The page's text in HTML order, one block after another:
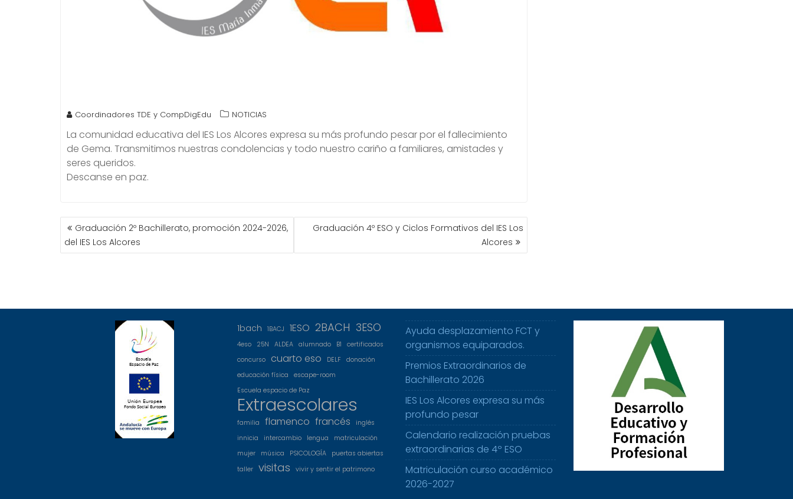
Coordinadores TDE y CompDigEdu NOTICIAS
La comunidad educativa del IES Los Alcores expresa su más profundo pesar por el fallecimiento
de Gema. Transmitimos nuestras condolencias y todo nuestro cariño a familiares, amistades y
seres queridos.
Descanse en paz.
NAVEGACIÓN
DE
ENTRADAS
Graduación 2º Bachillerato, promoción 2024-2026,
del IES Los Alcores
Graduación 4º ESO y Ciclos Formativos del IES Los
Alcores
1bach 1BACJ 1ESO 2BACH 3ESO
4eso 25N ALDEA alumnado B1
certificados
concurso cuarto eso DELF
donación
educación física
escape-room
Escuela espacio de Paz
Extraescolares
familia flamenco francés
inglés
innicia
intercambio lengua
matriculación
mujer
música PSICOLOGÍA
puertas abiertas
taller visitas vivir y sentir el patrimono
Ayuda desplazamiento FCT y
organismos equiparados.
Premios Extraordinarios de
Bachillerato 2026
IES Los Alcores expresa su más
profundo pesar
Calendario realización pruebas
extraordinarias de 4º ESO
Matriculación curso académico
2026-2027